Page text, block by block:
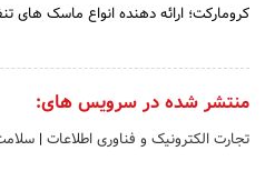
کرومارکت؛ ارائه دهنده انواع ماسک
منتشر شده در سرویس های:
تجارت الکترونیک و فناوری اطلاعات |